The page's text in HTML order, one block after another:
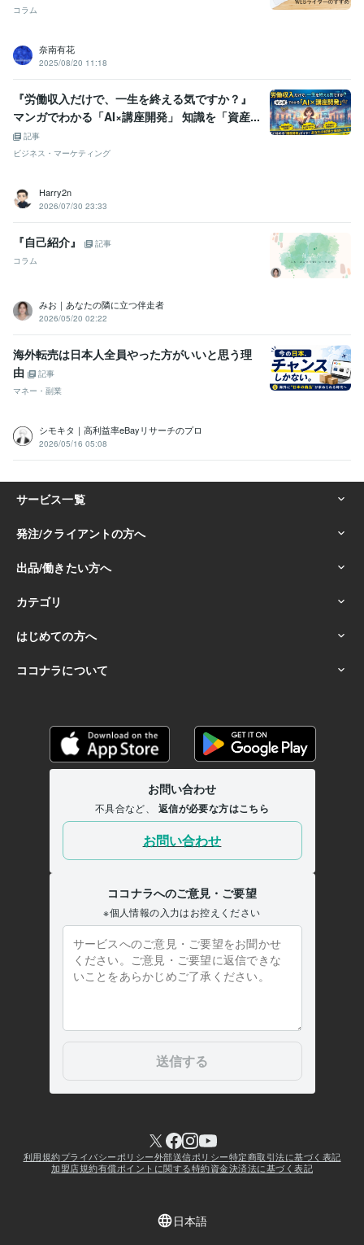
コラム
奈南有花
2025/08/20 11:18
『労働収入だけで、一生を終える気ですか？』
マンガでわかる「AI×講座開発」 知識を「資産...
記事
ビジネス・マーケティング
Harry2n
2026/07/30 23:33
『自己紹介』
記事
コラム
みお｜あなたの隣に立つ伴走者
2026/05/20 02:22
海外転売は日本人全員やった方がいいと思う理
由
記事
マネー・副業
シモキタ｜高利益率eBayリサーチのプロ
2026/05/16 05:08